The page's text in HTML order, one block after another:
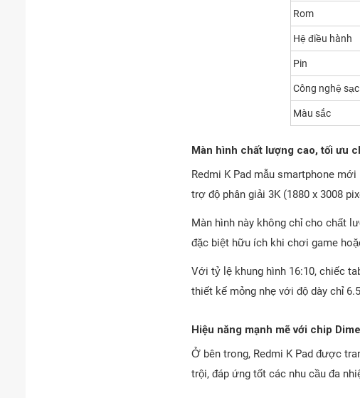
Rom
Hệ điều hành
Pin
Công nghệ sạc
Màu sắc
Màn hình chất lượng cao, tối ưu
Redmi K Pad mẫu smartphone
trợ độ phân giải 3K (1880 x 3008
Màn hình này không chỉ cho chất
đặc biệt hữu ích khi chơi game
Với tỷ lệ khung hình 16:10, chiếc
thiết kế mỏng nhẹ với độ dày chỉ
Hiệu năng mạnh mẽ với chip
Ở bên trong, Redmi K Pad được
trội, đáp ứng tốt các nhu cầu đa